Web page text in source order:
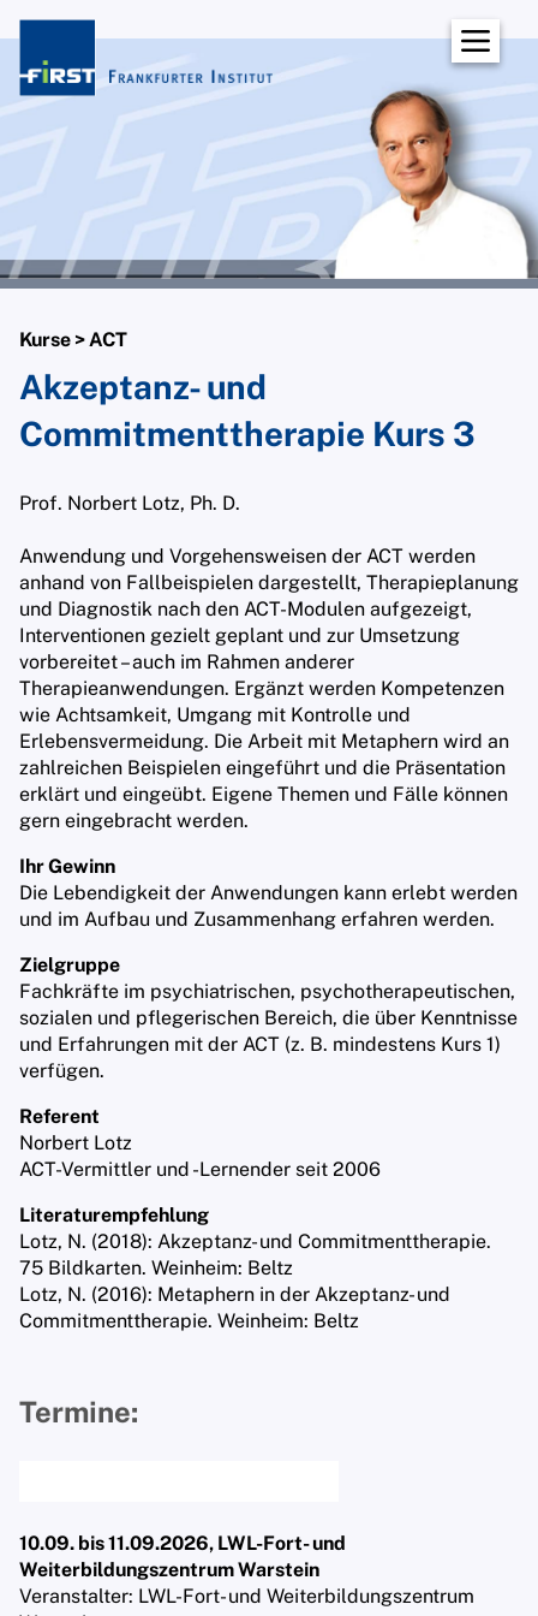
Praxis
Über unsere Praxis
Wolf-Ulrich Scholz
Dr. Azra Peterschik
Daniela Tamme-Kodjovi
Charlotte Fern
Publikationen
Kontakt
Kurse > ACT
Akzeptanz- und
Commitmenttherapie Kurs 3
Prof. Norbert Lotz, Ph. D.
Anwendung und Vorgehensweisen der ACT werden
anhand von Fallbeispielen dargestellt, Therapieplanung
und Diagnostik nach den ACT-Modulen aufgezeigt,
Interventionen gezielt geplant und zur Umsetzung
vorbereitet – auch im Rahmen anderer
Therapieanwendungen. Ergänzt werden Kompetenzen
wie Achtsamkeit, Umgang mit Kontrolle und
Erlebensvermeidung. Die Arbeit mit Metaphern wird an
zahlreichen Beispielen eingeführt und die Präsentation
erklärt und eingeübt. Eigene Themen und Fälle können
gern eingebracht werden.
Ihr Gewinn
Die Lebendigkeit der Anwendungen kann erlebt werden
und im Aufbau und Zusammenhang erfahren werden.
Zielgruppe
Fachkräfte im psychiatrischen, psychotherapeutischen,
sozialen und pflegerischen Bereich, die über Kenntnisse
und Erfahrungen mit der ACT (z. B. mindestens Kurs 1)
verfügen.
Referent
Norbert Lotz
ACT-Vermittler und -Lernender seit 2006
Literaturempfehlung
Lotz, N. (2018): Akzeptanz- und Commitmenttherapie.
75 Bildkarten. Weinheim: Beltz
Lotz, N. (2016): Metaphern in der Akzeptanz- und
Commitmenttherapie. Weinheim: Beltz
Termine:
10.09. bis 11.09.2026, LWL-Fort- und
Weiterbildungszentrum Warstein
Veranstalter: LWL-Fort- und Weiterbildungszentrum